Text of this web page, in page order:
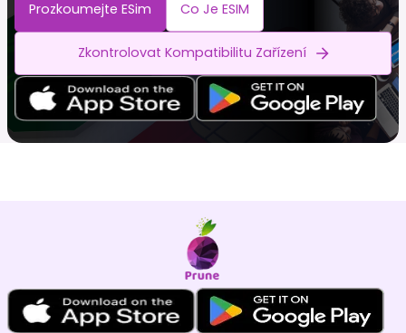
Prozkoumejte ESim Co Je ESIM
Zkontrolovat Kompatibilitu Zařízení